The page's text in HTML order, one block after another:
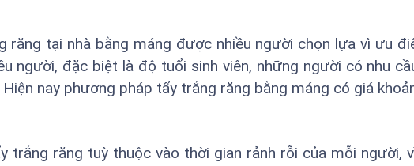
răng tại nhà bằng máng được nhiều người chọn lựa vì ưu
người, đặc biệt là độ tuổi sinh viên, những người có nhu
nay phương pháp tẩy trắng răng bằng máng có giá
trắng răng tuỳ thuộc vào thời gian rảnh rỗi của mỗi người,